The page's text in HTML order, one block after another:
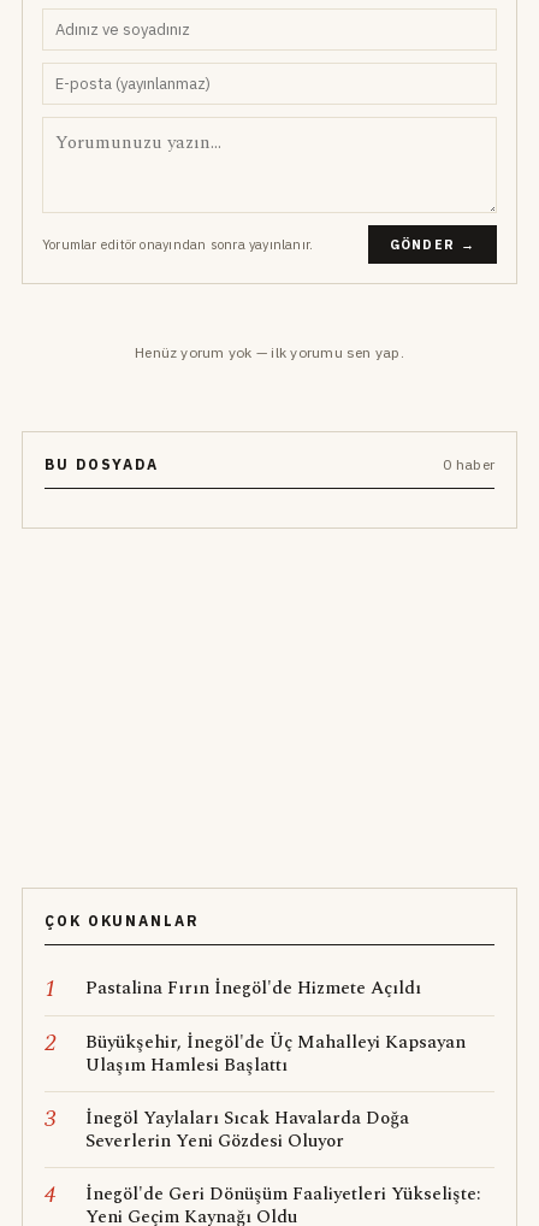
Yorumlar editör onayından sonra yayınlanır. GÖNDER →
Henüz yorum yok — ilk yorumu sen yap.
BU DOSYADA 0 haber
ÇOK OKUNANLAR
1 Pastalina Fırın İnegöl'de Hizmete Açıldı
2
Büyükşehir, İnegöl'de Üç Mahalleyi Kapsayan
Ulaşım Hamlesi Başlattı
3
İnegöl Yaylaları Sıcak Havalarda Doğa
Severlerin Yeni Gözdesi Oluyor
4
İnegöl'de Geri Dönüşüm Faaliyetleri Yükselişte:
Yeni Geçim Kaynağı Oldu